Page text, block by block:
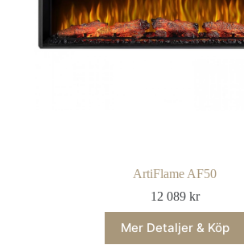
ArtiFlame AF50
12 089 kr
Mer Detaljer & Köp